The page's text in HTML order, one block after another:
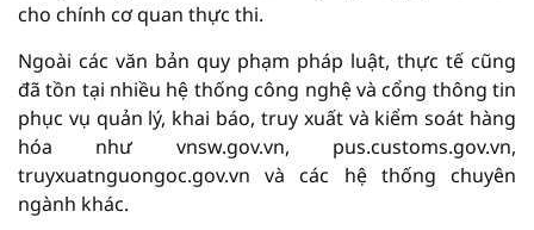
cho chính cơ quan thực thi.
Ngoài các văn bản quy phạm pháp luật, thực tế cũng
đã tồn tại nhiều hệ thống công nghệ và cổng thông tin
phục vụ quản lý, khai báo, truy xuất và kiểm soát hàng
hóa như vnsw.gov.vn, pus.customs.gov.vn,
truyxuatnguongoc.gov.vn và các hệ thống chuyên
ngành khác.